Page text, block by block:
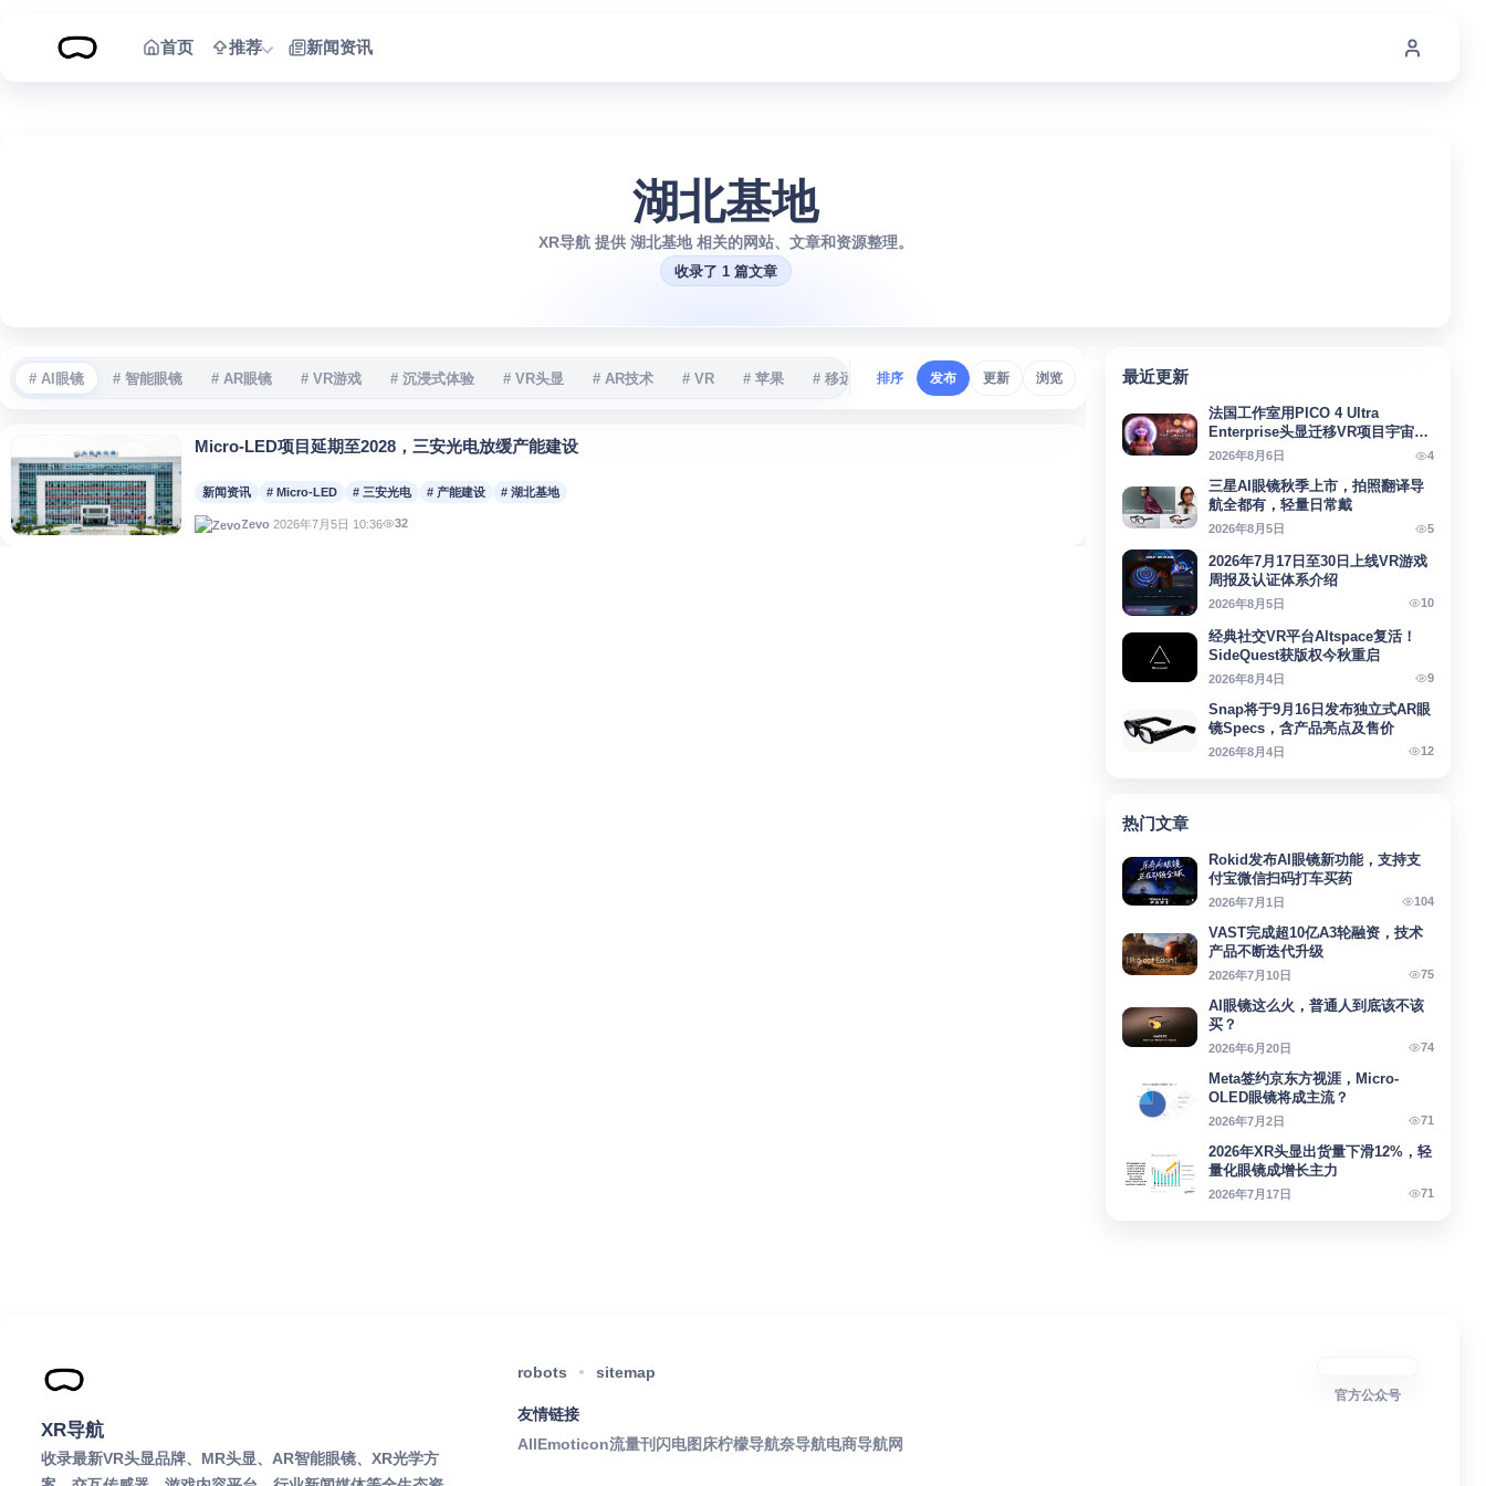
首页
推荐 新闻资讯
湖北基地
XR导航 提供 湖北基地 相关的网站、文章和资源整理。
收录了 1 篇文章
# AI眼镜 # 智能眼镜 # AR眼镜 # VR游戏 # 沉浸式体验 # VR头显 # AR技术 # VR # 苹果 # 移远通信 # XR # Micro-OLED # Meta # AI助手
排序 发布 更新 浏览
Micro-LED项目延期至2028，三安光电放缓产能建设
新闻资讯 # Micro-LED # 三安光电 # 产能建设 # 湖北基地
Zevo 2026年7月5日 10:36 32
最近更新
法国工作室用PICO 4 Ultra
Enterprise头显迁移VR项目宇宙回
响
2026年8月6日 4
三星AI眼镜秋季上市，拍照翻译导
航全都有，轻量日常戴
2026年8月5日 5
2026年7月17日至30日上线VR游戏
周报及认证体系介绍
2026年8月5日 10
经典社交VR平台Altspace复活！
SideQuest获版权今秋重启
2026年8月4日 9
Snap将于9月16日发布独立式AR眼
镜Specs，含产品亮点及售价
2026年8月4日 12
热门文章
Rokid发布AI眼镜新功能，支持支
付宝微信扫码打车买药
2026年7月1日 104
VAST完成超10亿A3轮融资，技术
产品不断迭代升级
2026年7月10日 75
AI眼镜这么火，普通人到底该不该
买？
2026年6月20日 74
Meta签约京东方视涯，Micro-
OLED眼镜将成主流？
2026年7月2日 71
2026年XR头显出货量下滑12%，轻
量化眼镜成增长主力
2026年7月17日 71
XR导航
收录最新VR头显品牌、MR头显、AR智能眼镜、XR光学方
robots sitemap
友情链接
AllEmoticon流量刊 闪电图床柠檬导航奈导航电商导航网
官方公众号